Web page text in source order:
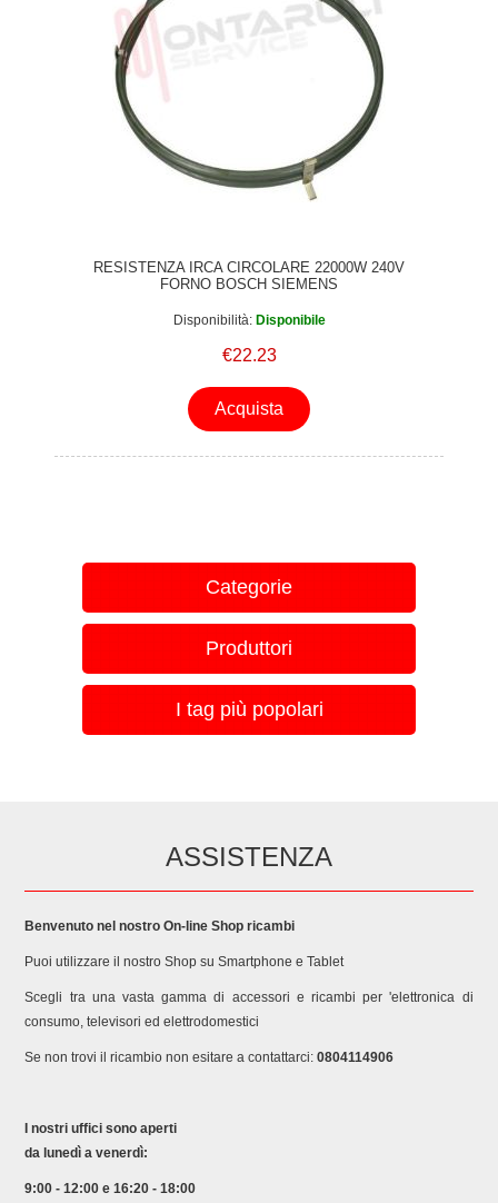
RESISTENZA IRCA CIRCOLARE 22000W 240V
FORNO BOSCH SIEMENS
Disponibilità: Disponibile
€22.23
Acquista
Categorie
Produttori
I tag più popolari
ASSISTENZA
Benvenuto nel nostro On-line Shop ricambi
Puoi utilizzare il nostro Shop su Smartphone e Tablet
Scegli tra una vasta gamma di accessori e ricambi per 'elettronica di
consumo, televisori ed elettrodomestici
Se non trovi il ricambio non esitare a contattarci:0804114906
I nostri uffici sono aperti
da lunedì a venerdì:
9:00 - 12:00 e 16:20 - 18:00